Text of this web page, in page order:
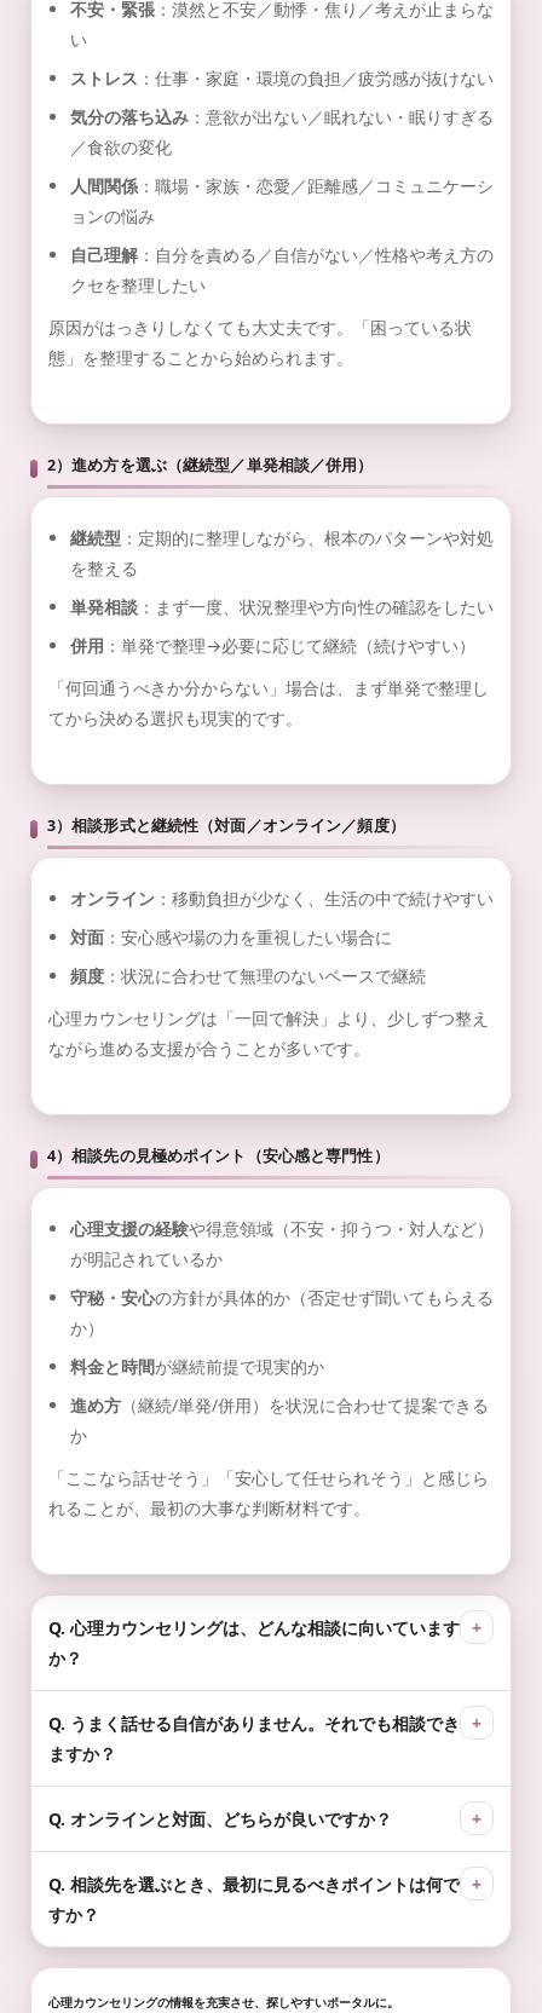
不安・緊張：漠然と不安／動悸・焦り／考えが止まらな
い
ストレス ：仕事・家庭・環境の負担／疲労感が抜けない
気分の落ち込み：意欲が出ない／眠れない・眠りすぎる
／食欲の変化
人間関係：職場・家族・恋愛／距離感／コミュニケーシ
ョンの悩み
自己理解：自分を責める／自信がない／性格や考え方の
クセを整理したい
原因がはっきりしなくても大丈夫です。「困っている状
態」を整理することから始められます。
2）進め方を選ぶ（継続型／単発相談／併用）
継続型 ：定期的に整理しながら、根本のパターンや対処
を整える
単発相談：まず一度、状況整理や方向性の確認をしたい
併用 ：単発で整理→必要に応じて継続（続けやすい）
「何回通うべきか分からない」場合は、まず単発で整理し
てから決める選択も現実的です。
3）相談形式と継続性（対面／オンライン／頻度）
オンライン：移動負担が少なく、生活の中で続けやすい
対面：安心感や場の力を重視したい場合に
頻度：状況に合わせて無理のないペースで継続
心理カウンセリングは「一回で解決」より、少しずつ整え
ながら進める支援が合うことが多いです。
4）相談先の見極めポイント（安心感と専門性）
心理支援の経験や得意領域（不安・抑うつ・対人など）
が明記されているか
守秘・安心の方針が具体的か（否定せず聞いてもらえる
か）
料金と時間が継続前提で現実的か
進め方（継続/単発/併用）を状況に合わせて提案できる
か
「ここなら話せそう」「安心して任せられそう」と感じら
れることが、最初の大事な判断材料です。
Q. 心理カウンセリングは、どんな相談に向いています
か？
Q. うまく話せる自信がありません。それでも相談でき
ますか？
Q. オンラインと対面、どちらが良いですか？
Q. 相談先を選ぶとき、最初に見るべきポイントは何で
すか？
心理カウンセリングの情報を充実させ、探しやすいポータルに。